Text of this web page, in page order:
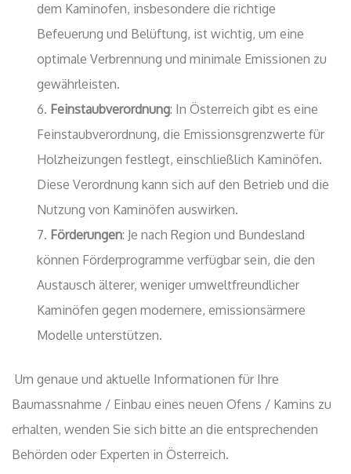
dem Kaminofen, insbesondere die richtige
Befeuerung und Belüftung, ist wichtig, um eine
optimale Verbrennung und minimale Emissionen zu
gewährleisten.
Feinstaubverordnung: In Österreich gibt es eine
Feinstaubverordnung, die Emissionsgrenzwerte für
Holzheizungen festlegt, einschließlich Kaminöfen.
Diese Verordnung kann sich auf den Betrieb und die
Nutzung von Kaminöfen auswirken.
Förderungen: Je nach Region und Bundesland
können Förderprogramme verfügbar sein, die den
Austausch älterer, weniger umweltfreundlicher
Kaminöfen gegen modernere, emissionsärmere
Modelle unterstützen.
Um genaue und aktuelle Informationen für Ihre
Baumassnahme / Einbau eines neuen Ofens / Kamins zu
erhalten, wenden Sie sich bitte an die entsprechenden
Behörden oder Experten in Österreich.